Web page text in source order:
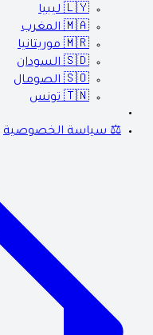
🇱🇾 ليبيا
🇲🇦 المغرب
🇲🇷 موريتانيا
🇸🇩 السودان
🇸🇴 الصومال
🇹🇳 تونس
⚖️ سياسة الخصوصية